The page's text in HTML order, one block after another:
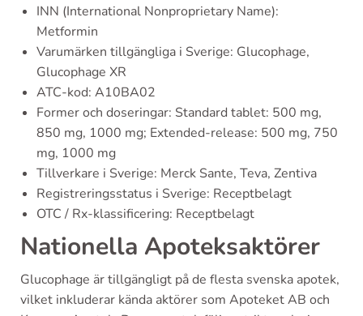
INN (International Nonproprietary Name):
Metformin
Varumärken tillgängliga i Sverige: Glucophage,
Glucophage XR
ATC-kod: A10BA02
Former och doseringar: Standard tablet: 500 mg,
850 mg, 1000 mg; Extended-release: 500 mg, 750
mg, 1000 mg
Tillverkare i Sverige: Merck Sante, Teva, Zentiva
Registreringsstatus i Sverige: Receptbelagt
OTC / Rx-klassificering: Receptbelagt
Nationella Apoteksaktörer
Glucophage är tillgängligt på de flesta svenska apotek,
vilket inkluderar kända aktörer som Apoteket AB och